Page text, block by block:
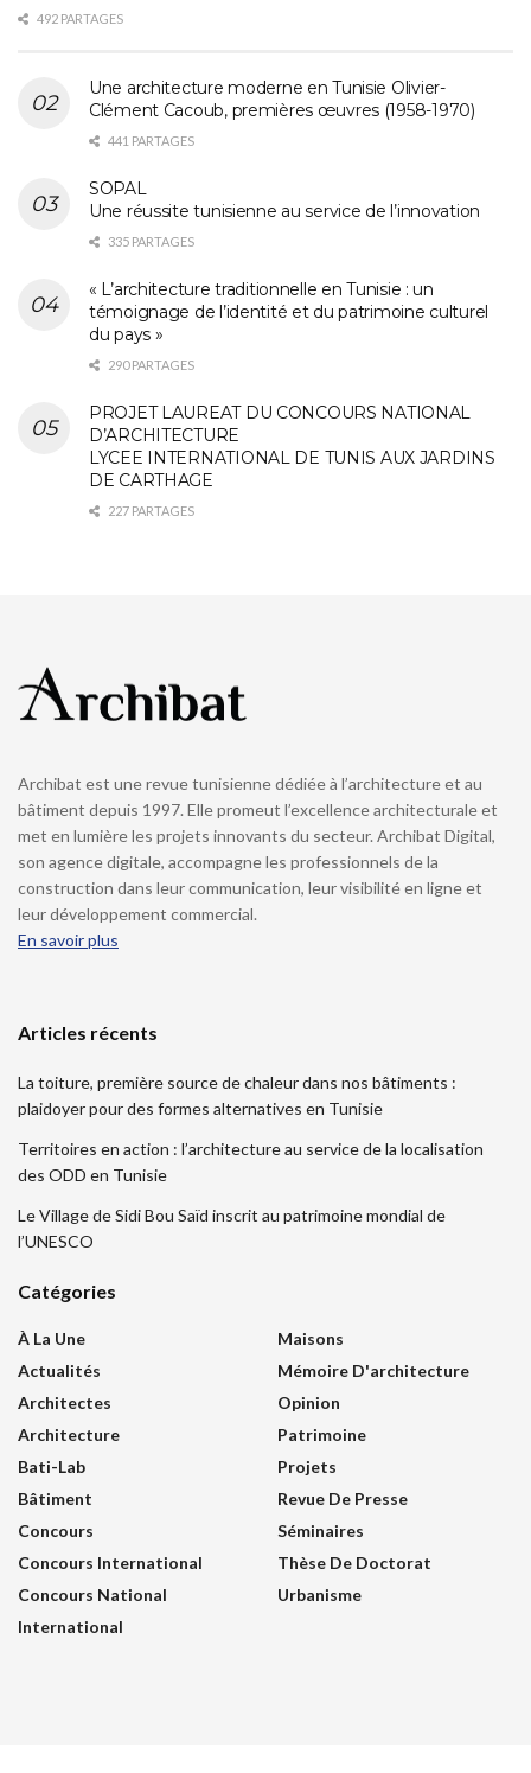
492 PARTAGES
Une architecture moderne en Tunisie Olivier-
Clément Cacoub, premières œuvres (1958-1970)
441 PARTAGES
SOPAL
Une réussite tunisienne au service de l’innovation
335 PARTAGES
« L’architecture traditionnelle en Tunisie : un
témoignage de l’identité et du patrimoine culturel
du pays »
290 PARTAGES
PROJET LAUREAT DU CONCOURS NATIONAL
D’ARCHITECTURE
LYCEE INTERNATIONAL DE TUNIS AUX JARDINS
DE CARTHAGE
227 PARTAGES
Archibat est une revue tunisienne dédiée à l’architecture et au
bâtiment depuis 1997. Elle promeut l’excellence architecturale et
met en lumière les projets innovants du secteur. Archibat Digital,
son agence digitale, accompagne les professionnels de la
construction dans leur communication, leur visibilité en ligne et
leur développement commercial.
En savoir plus
Articles récents
La toiture, première source de chaleur dans nos bâtiments :
plaidoyer pour des formes alternatives en Tunisie
Territoires en action : l’architecture au service de la localisation
des ODD en Tunisie
Le Village de Sidi Bou Saïd inscrit au patrimoine mondial de
l’UNESCO
Catégories
À La Une
Actualités
Architectes
Architecture
Bati-Lab
Bâtiment
Concours
Concours International
Concours National
International
Maisons
Mémoire D'architecture
Opinion
Patrimoine
Projets
Revue De Presse
Séminaires
Thèse De Doctorat
Urbanisme